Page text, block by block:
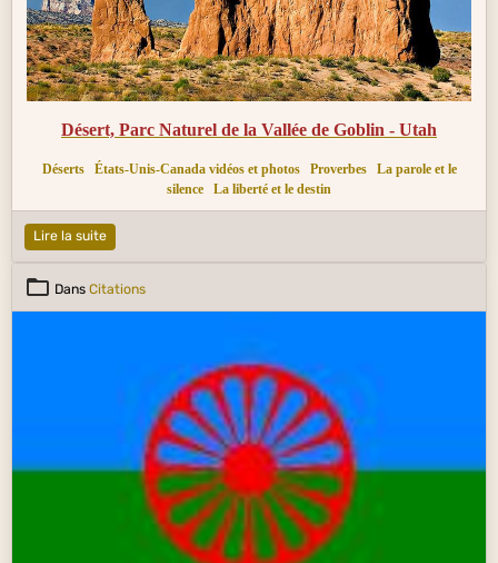
Désert, Parc Naturel de la Vallée de Goblin - Utah
Déserts États-Unis-Canada vidéos et photos Proverbes
La parole et le
silence
La liberté et le destin
Lire la suite
Dans Citations